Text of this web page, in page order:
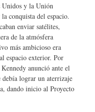
Unidos y la Unión
conquista del espacio.
enviar satélites,
de la atmósfera
más ambicioso era
espacio exterior. Por
anunció ante el
lograr un aterrizaje
dando inicio al Proyecto